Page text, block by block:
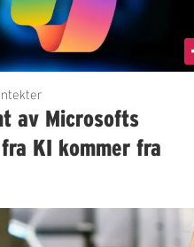
av Microsofts
KI kommer fra